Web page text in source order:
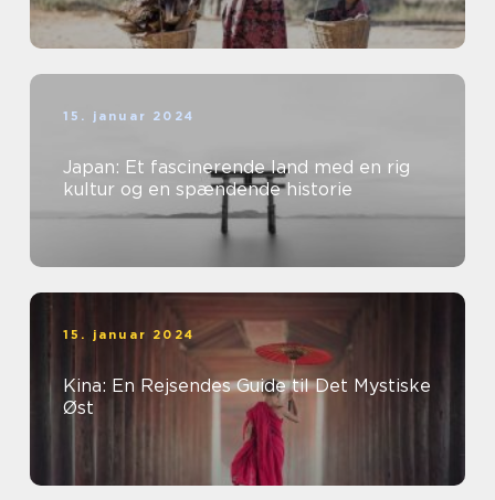
15. januar 2024
Japan: Et fascinerende land med en rig
kultur og en spændende historie
15. januar 2024
Kina: En Rejsendes Guide til Det Mystiske
Øst